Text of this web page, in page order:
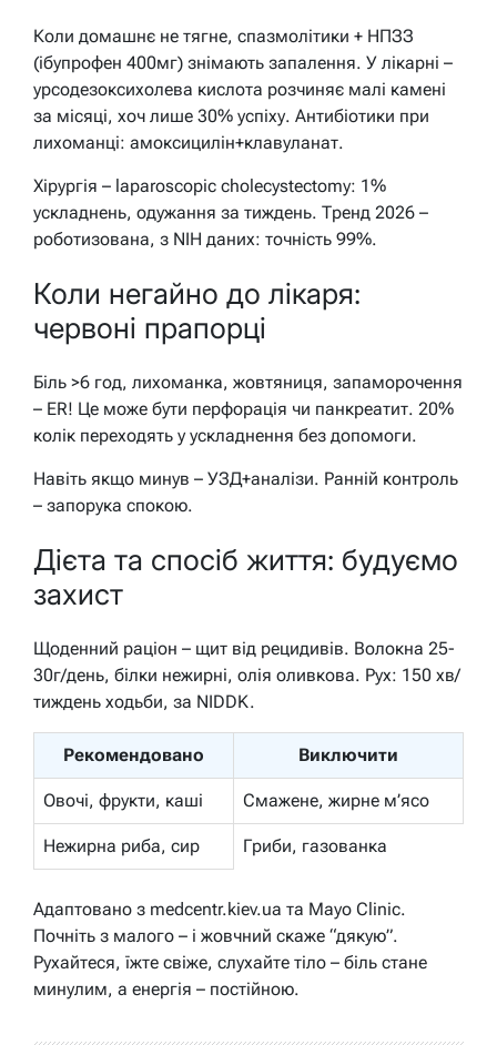
Коли домашнє не тягне, спазмолітики + НПЗЗ
(ібупрофен 400мг) знімають запалення. У лікарні –
урсодезоксихолева кислота розчиняє малі камені
за місяці, хоч лише 30% успіху. Антибіотики при
лихоманці: амоксицилін+клавуланат.
Хірургія – laparoscopic cholecystectomy: 1%
ускладнень, одужання за тиждень. Тренд 2026 –
роботизована, з NIH даних: точність 99%.
Коли негайно до лікаря:
червоні прапорці
Біль >6 год, лихоманка, жовтяниця, запаморочення
– ER! Це може бути перфорація чи панкреатит. 20%
колік переходять у ускладнення без допомоги.
Навіть якщо минув – УЗД+аналізи. Ранній контроль
– запорука спокою.
Дієта та спосіб життя: будуємо
захист
Щоденний раціон – щит від рецидивів. Волокна 25-
30г/день, білки нежирні, олія оливкова. Рух: 150 хв/
тиждень ходьби, за NIDDK.
Рекомендовано Виключити
Овочі, фрукти, каші Смажене, жирне м’ясо
Нежирна риба, сир Гриби, газованка
Адаптовано з medcentr.kiev.ua та Mayo Clinic.
Почніть з малого – і жовчний скаже “дякую”.
Рухайтеся, їжте свіже, слухайте тіло – біль стане
минулим, а енергія – постійною.